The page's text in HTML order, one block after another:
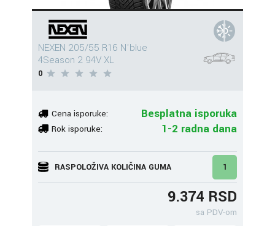
NEXEN 205/55 R16 N'blue
4Season 2 94V XL
0
Cena isporuke: Besplatna isporuka
Rok isporuke: 1-2 radna dana
RASPOLOŽIVA KOLIČINA GUMA 1
9.374 RSD
sa PDV-om